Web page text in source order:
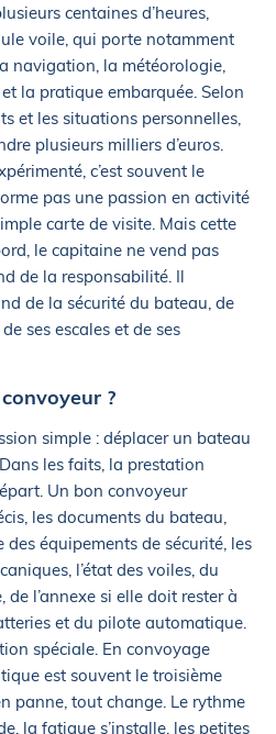
centaines d’heures,
voile, qui porte notamment
navigation, la météorologie,
la pratique embarquée. Selon
et les situations personnelles,
plusieurs milliers d’euros.
c’est souvent le
pas une passion en activité
carte de visite. Mais cette
le capitaine ne vend pas
de la responsabilité. Il
de la sécurité du bateau, de
ses escales et de ses
?
simple : déplacer un bateau
les faits, la prestation
Un bon convoyeur
les documents du bateau,
des équipements de sécurité, les
l’état des voiles, du
de l’annexe si elle doit rester à
et du pilote automatique.
spéciale. En convoyage
est souvent le troisième
panne, tout change. Le rythme
la fatigue s’installe, les petites